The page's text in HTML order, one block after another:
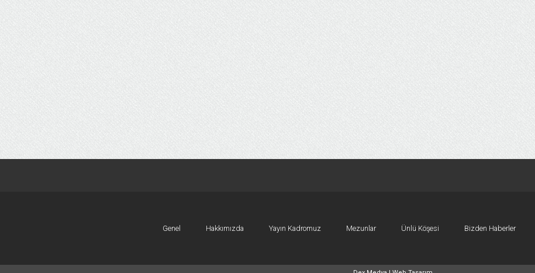
Genel Hakkımızda Yayın Kadromuz Mezunlar Ünlü Köşesi Bizden Haberler